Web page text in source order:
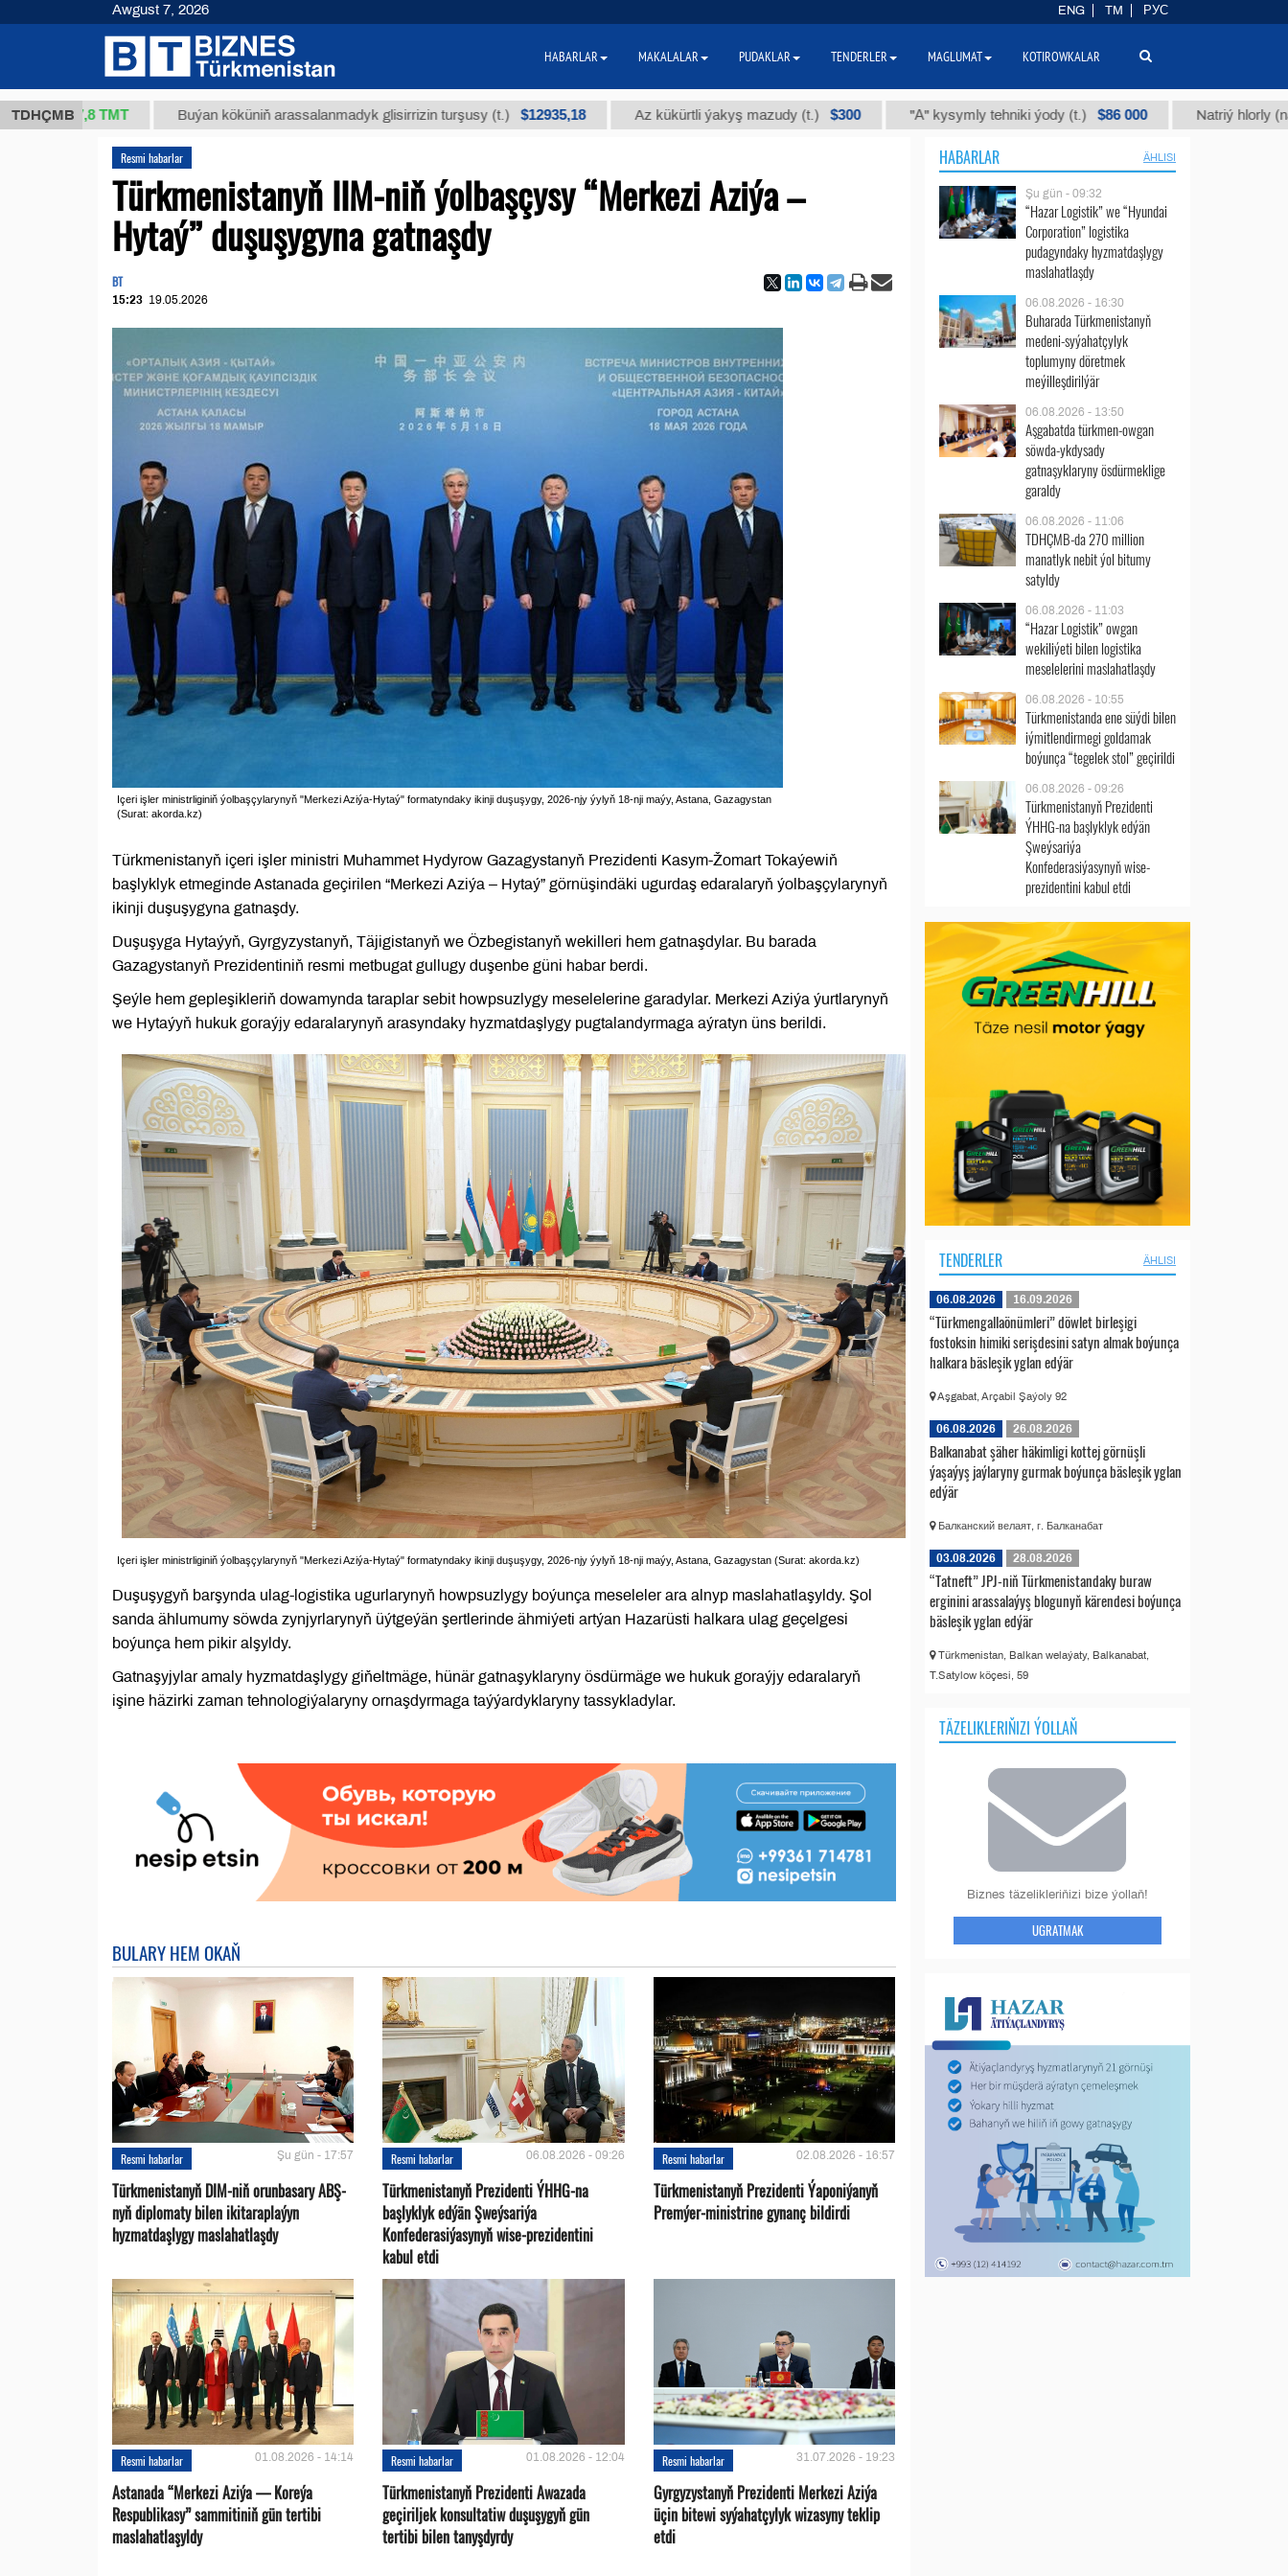
TDHÇMB
ТМТ Buýan köküniň arassalanmadyk glisirrizin turşusy (t.) $12935,18 Az kükürtli ýakyş mazudy (t.) $300 "А" kysymly tehniki ýody (t.) $86 000 Natriý hlorly (nahar
Resmi habarlar
Türkmenistanyň IIM-niň ýolbaşçysy “Merkezi Aziýa –
Hytaý” duşuşygyna gatnaşdy
BT
15:23 19.05.2026
Içeri işler ministrliginiň ýolbaşçylarynyň "Merkezi Aziýa-Hytaý" formatyndaky ikinji duşuşygy, 2026-njy ýylyň 18-nji maýy, Astana, Gazagystan
(Surat: akorda.kz)
Türkmenistanyň içeri işler ministri Muhammet Hydyrow Gazagystanyň Prezidenti Kasym-Žomart Tokaýewiň
başlyklyk etmeginde Astanada geçirilen “Merkezi Aziýa – Hytaý” görnüşindäki ugurdaş edaralaryň ýolbaşçylarynyň
ikinji duşuşygyna gatnaşdy.
Duşuşyga Hytaýyň, Gyrgyzystanyň, Täjigistanyň we Özbegistanyň wekilleri hem gatnaşdylar. Bu barada
Gazagystanyň Prezidentiniň resmi metbugat gullugy duşenbe güni habar berdi.
Şeýle hem gepleşikleriň dowamynda taraplar sebit howpsuzlygy meselelerine garadylar. Merkezi Aziýa ýurtlarynyň
we Hytaýyň hukuk goraýjy edaralarynyň arasyndaky hyzmatdaşlygy pugtalandyrmaga aýratyn üns berildi.
Içeri işler ministrliginiň ýolbaşçylarynyň "Merkezi Aziýa-Hytaý" formatyndaky ikinji duşuşygy, 2026-njy ýylyň 18-nji maýy, Astana, Gazagystan (Surat: akorda.kz)
Duşuşygyň barşynda ulag-logistika ugurlarynyň howpsuzlygy boýunça meseleler ara alnyp maslahatlaşyldy. Şol
sanda ählumumy söwda zynjyrlarynyň üýtgeýän şertlerinde ähmiýeti artýan Hazarüsti halkara ulag geçelgesi
boýunça hem pikir alşyldy.
Gatnaşyjylar amaly hyzmatdaşlygy giňeltmäge, hünär gatnaşyklaryny ösdürmäge we hukuk goraýjy edaralaryň
işine häzirki zaman tehnologiýalaryny ornaşdyrmaga taýýardyklaryny tassykladylar.
BULARY HEM OKAŇ
Resmi habarlar Şu gün - 17:57
Türkmenistanyň DIM-niň orunbasary ABŞ-
nyň diplomaty bilen ikitaraplaýyn
hyzmatdaşlygy maslahatlaşdy
Resmi habarlar 06.08.2026 - 09:26
Türkmenistanyň Prezidenti ÝHHG-na
başlyklyk edýän Şweýsariýa
Konfederasiýasynyň wise-prezidentini
kabul etdi
Resmi habarlar 02.08.2026 - 16:57
Türkmenistanyň Prezidenti Ýaponiýanyň
Premýer-ministrine gynanç bildirdi
Resmi habarlar 01.08.2026 - 14:14
Astanada “Merkezi Aziýa — Koreýa
Respublikasy” sammitiniň gün tertibi
maslahatlaşyldy
Resmi habarlar 01.08.2026 - 12:04
Türkmenistanyň Prezidenti Awazada
geçiriljek konsultatiw duşuşygyň gün
tertibi bilen tanyşdyrdy
Resmi habarlar 31.07.2026 - 19:23
Gyrgyzystanyň Prezidenti Merkezi Aziýa
üçin bitewi syýahatçylyk wizasyny teklip
etdi
HABARLAR ÄHLISI
Şu gün - 09:32
“Hazar Logistik” we “Hyundai
Corporation” logistika
pudagyndaky hyzmatdaşlygy
maslahatlaşdy
06.08.2026 - 16:30
Buharada Türkmenistanyň
medeni-syýahatçylyk
toplumyny döretmek
meýilleşdirilýär
06.08.2026 - 13:50
Aşgabatda türkmen-owgan
söwda-ykdysady
gatnaşyklaryny ösdürmeklige
garaldy
06.08.2026 - 11:06
TDHÇMB-da 270 million
manatlyk nebit ýol bitumy
satyldy
06.08.2026 - 11:03
“Hazar Logistik” owgan
wekiliýeti bilen logistika
meselelerini maslahatlaşdy
06.08.2026 - 10:55
Türkmenistanda ene süýdi bilen
iýmitlendirmegi goldamak
boýunça “tegelek stol” geçirildi
06.08.2026 - 09:26
Türkmenistanyň Prezidenti
ÝHHG-na başlyklyk edýän
Şweýsariýa
Konfederasiýasynyň wise-
prezidentini kabul etdi
TENDERLER ÄHLISI
06.08.2026 16.09.2026
“Türkmengallaönümleri” döwlet birleşigi
fostoksin himiki serişdesini satyn almak boýunça
halkara bäsleşik yglan edýär
Aşgabat, Arçabil Şaýoly 92
06.08.2026 26.08.2026
Balkanabat şäher häkimligi kottej görnüşli
ýaşaýyş jaýlaryny gurmak boýunça bäsleşik yglan
edýär
Балканский велаят, г. Балканабат
03.08.2026 28.08.2026
“Tatneft” JPJ-niň Türkmenistandaky buraw
erginini arassalaýyş blogunyň kärendesi boýunça
bäsleşik yglan edýär
Türkmenistan, Balkan welaýaty, Balkanabat,
T.Satylow köçesi, 59
TÄZELIKLERIŇIZI ÝOLLAŇ
Biznes täzelikleriňizi bize ýollaň!
UGRATMAK
Awgust 7, 2026 ENG TM РУС
HABARLAR MAKALALAR PUDAKLAR TENDERLER MAGLUMAT KOTIROWKALAR